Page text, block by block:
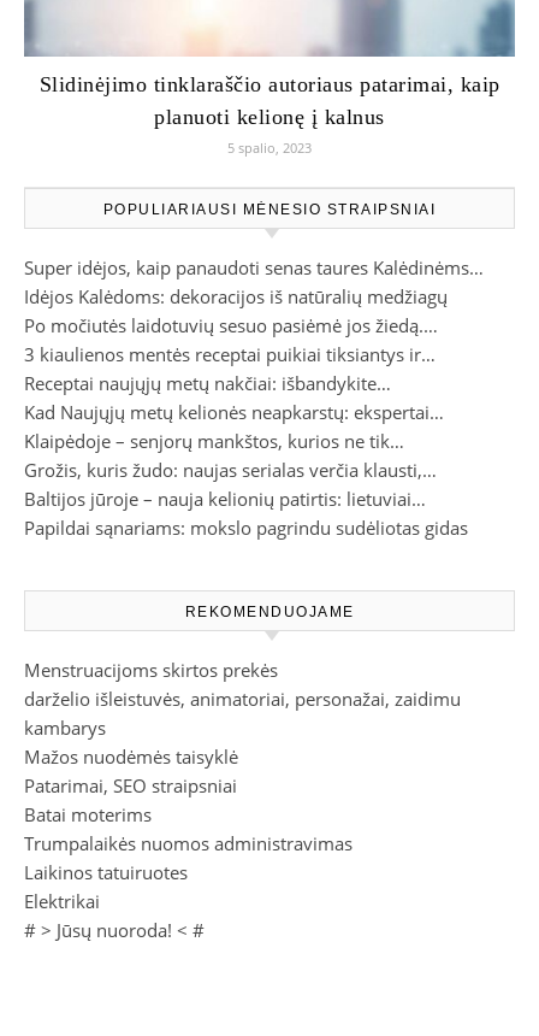
Slidinėjimo tinklaraščio autoriaus patarimai, kaip
planuoti kelionę į kalnus
5 spalio, 2023
POPULIARIAUSI MĖNESIO STRAIPSNIAI
Super idėjos, kaip panaudoti senas taures Kalėdinėms…
Idėjos Kalėdoms: dekoracijos iš natūralių medžiagų
Po močiutės laidotuvių sesuo pasiėmė jos žiedą.…
3 kiaulienos mentės receptai puikiai tiksiantys ir…
Receptai naujųjų metų nakčiai: išbandykite…
Kad Naujųjų metų kelionės neapkarstų: ekspertai…
Klaipėdoje – senjorų mankštos, kurios ne tik…
Grožis, kuris žudo: naujas serialas verčia klausti,…
Baltijos jūroje – nauja kelionių patirtis: lietuviai…
Papildai sąnariams: mokslo pagrindu sudėliotas gidas
REKOMENDUOJAME
Menstruacijoms skirtos prekės
darželio išleistuvės, animatoriai, personažai, zaidimu
kambarys
Mažos nuodėmės taisyklė
Patarimai, SEO straipsniai
Batai moterims
Trumpalaikės nuomos administravimas
Laikinos tatuiruotes
Elektrikai
# > Jūsų nuoroda! < #